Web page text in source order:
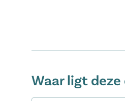
Van
De kinderen kunnen
Sportief &
Waar ligt